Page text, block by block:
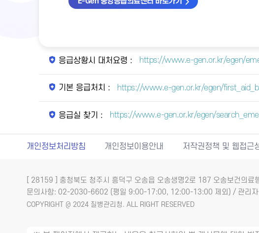
응급상황시 대처요령 : https://www.e-gen.or.kr/egen/
기본 응급처치 : https://www.e-gen.or.kr/egen/
응급실 찾기 : https://www.e-gen.or.kr/egen/
개인정보처리방침 개인정보이용안내 저작권정책 및 웹접근
[ 28159 ] 충청북도 청주시 흥덕구 오송읍 오송생명2로 187 오송보건의료
문의사항: 02-2030-6602 (평일 9:00-17:00, 12:00-13:00 제외) / 관리자
COPYRIGHT @ 2024 질병관리청. ALL RIGHT RESERVED